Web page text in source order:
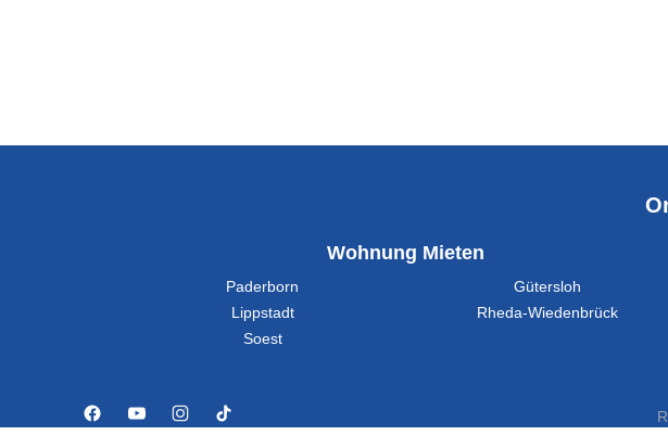
Wohnung Mieten
Paderborn
Gütersloh
Lippstadt
Rheda-Wiedenbrück
Soest